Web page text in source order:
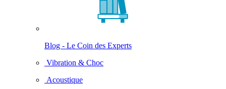
Blog - Le Coin des Experts
Vibration & Choc
Acoustique